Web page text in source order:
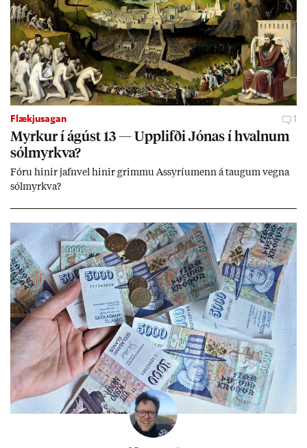
Flækjusagan 1
Myrk­ur í ág­úst 13 — Upp­lifði Jón­as í hvaln­um
sól­myrkva?
Fóru hinir jafn­vel hinir grimmu Ass­yríu­menn á taug­um vegna
sól­myrkva?